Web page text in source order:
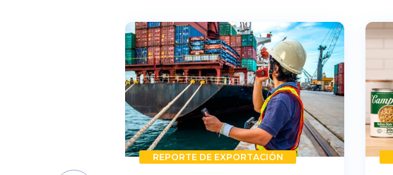
REPORTE DE EXPORTACIÓN